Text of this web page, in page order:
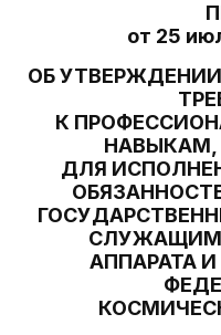
от 25
ОБ
К
ДЛЯ
АППАРАТА